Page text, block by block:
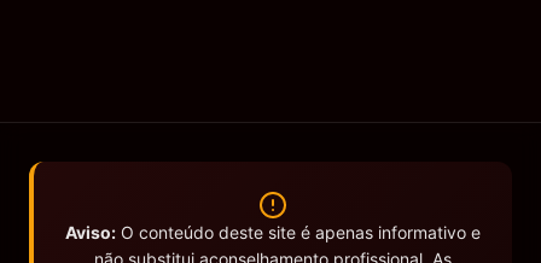
Aviso: O conteúdo deste site é apenas informativo e
não substitui aconselhamento profissional. As